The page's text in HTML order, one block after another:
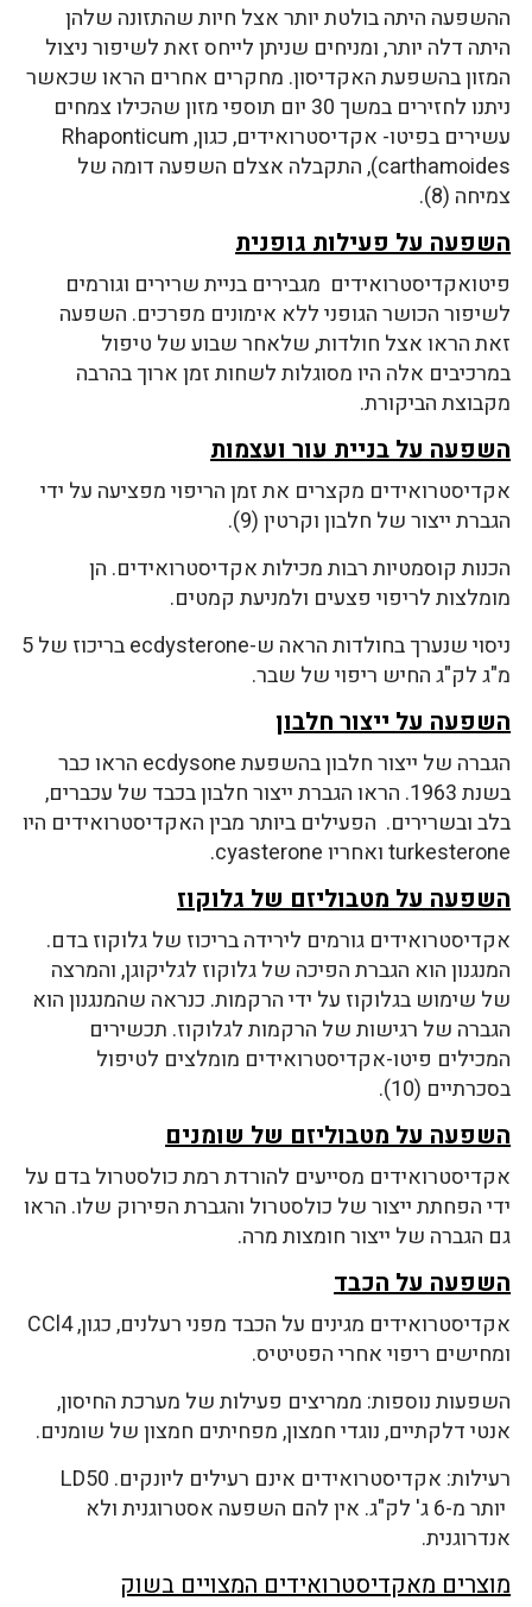
ההשפעה היתה בולטת יותר אצל חיות שהתזונה שלהן
היתה דלה יותר, ומניחים שניתן לייחס זאת לשיפור ניצול
המזון בהשפעת האקדיסון. מחקרים אחרים הראו שכאשר
ניתנו לחזירים במשך 30 יום תוספי מזון שהכילו צמחים
עשירים בפיטו- אקדיסטרואידים, כגון, Rhaponticum
carthamoides), התקבלה אצלם השפעה דומה של
צמיחה (8).
השפעה על פעילות גופנית
פיטואקדיסטרואידים מגבירים בניית שרירים וגורמים
לשיפור הכושר הגופני ללא אימונים מפרכים. השפעה
זאת הראו אצל חולדות, שלאחר שבוע של טיפול
במרכיבים אלה היו מסוגלות לשחות זמן ארוך בהרבה
מקבוצת הביקורת.
השפעה על בניית עור ועצמות
אקדיסטרואידים מקצרים את זמן הריפוי מפציעה על ידי
הגברת ייצור של חלבון וקרטין (9).
הכנות קוסמטיות רבות מכילות אקדיסטרואידים. הן
מומלצות לריפוי פצעים ולמניעת קמטים.
ניסוי שנערך בחולדות הראה ש-ecdysterone בריכוז של 5
מ"ג לק"ג החיש ריפוי של שבר.
השפעה על ייצור חלבון
הגברה של ייצור חלבון בהשפעת ecdysone הראו כבר
בשנת 1963. הראו הגברת ייצור חלבון בכבד של עכברים,
בלב ובשרירים. הפעילים ביותר מבין האקדיסטרואידים היו
turkesterone ואחריו cyasterone.
השפעה על מטבוליזם של גלוקוז
אקדיסטרואידים גורמים לירידה בריכוז של גלוקוז בדם.
המנגנון הוא הגברת הפיכה של גלוקוז לגליקוגן, והמרצה
של שימוש בגלוקוז על ידי הרקמות. כנראה שהמנגנון הוא
הגברה של רגישות של הרקמות לגלוקוז. תכשירים
המכילים פיטו-אקדיסטרואידים מומלצים לטיפול
בסכרתיים (10).
השפעה על מטבוליזם של שומנים
אקדיסטרואידים מסייעים להורדת רמת כולסטרול בדם על
ידי הפחתת ייצור של כולסטרול והגברת הפירוק שלו. הראו
גם הגברה של ייצור חומצות מרה.
השפעה על הכבד
אקדיסטרואידים מגינים על הכבד מפני רעלנים, כגון, CCl4
ומחישים ריפוי אחרי הפטיטיס.
השפעות נוספות: ממריצים פעילות של מערכת החיסון,
אנטי דלקתיים, נוגדי חמצון, מפחיתים חמצון של שומנים.
רעילות: אקדיסטרואידים אינם רעילים ליונקים. LD50
יותר מ-6 ג' לק"ג. אין להם השפעה אסטרוגנית ולא
אנדרוגנית.
מוצרים מאקדיסטרואידים המצויים בשוק